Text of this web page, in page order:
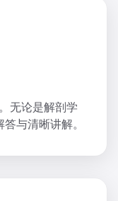
无论是解剖学
与清晰讲解。